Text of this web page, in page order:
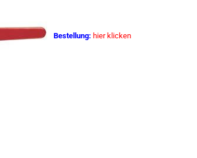
Bestellung: hier klicken